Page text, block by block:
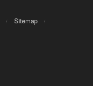
Sitemap